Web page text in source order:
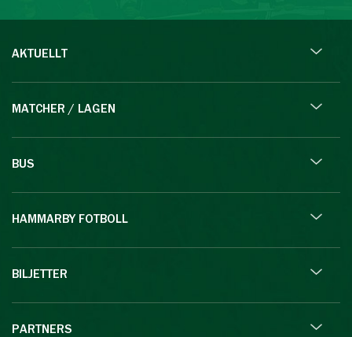
AKTUELLT
MATCHER / LAGEN
BUS
HAMMARBY FOTBOLL
BILJETTER
PARTNERS